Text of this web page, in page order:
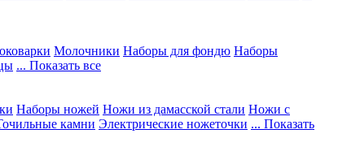
Молочники Наборы для фондю Наборы
... Показать все
Наборы ножей Ножи из дамасской стали Ножи с
камни Электрические ножеточки ... Показать